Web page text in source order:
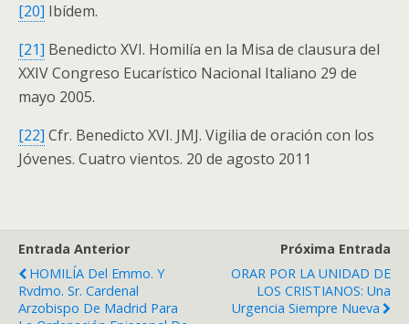
[20] Ibídem.
[21] Benedicto XVI. Homilía en la Misa de clausura del
XXIV Congreso Eucarístico Nacional Italiano 29 de
mayo 2005.
[22] Cfr. Benedicto XVI. JMJ. Vigilia de oración con los
Jóvenes. Cuatro vientos. 20 de agosto 2011
Entrada Anterior
HOMILÍA Del Emmo. Y
Rvdmo. Sr. Cardenal
Arzobispo De Madrid Para
Próxima Entrada
ORAR POR LA UNIDAD DE
LOS CRISTIANOS: Una
Urgencia Siempre Nueva